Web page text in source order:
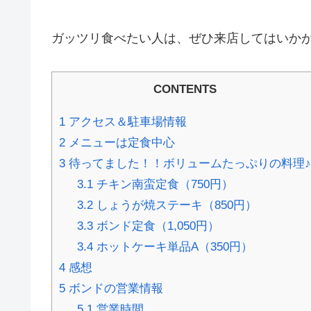
ガッツリ食べたい人は、ぜひ来店してはいか
CONTENTS
1 アクセス＆駐車場情報
2 メニューは定食中心
3 待ってました！！ボリュームたっぷりの料理♪
3.1チキン南蛮定食（750円）
3.2しょうが焼ステーキ（850円）
3.3ボンド定食（1,050円）
3.4ホットケーキ単品A（350円）
4 感想
5 ボンドの営業情報